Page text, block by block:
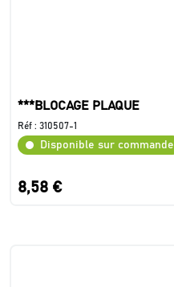
***BLOCAGE PLAQUE
Réf : 310507-1
Disponible sur commande
8,58 €